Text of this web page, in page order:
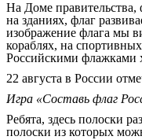
На Доме
на зданиях, флаг
изображение флага мы
кораблях, на
Российскими флажками
22 августа в России
Игра «Составь флаг
Ребята, здесь полоски
полоски из которых